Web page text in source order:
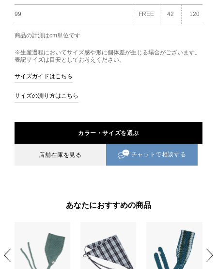
99 FREE 42 120
商品の計測はcm単位です
※生産過程においてサイズ感や形に個体差が生じる場合がございます。
表記サイズは目安としてお考えください。
サイズガイドはこちら
サイズの測り方はこちら
カラー・サイズを選ぶ
店舗在庫を見る チャットで相談する
あなたにおすすめの商品